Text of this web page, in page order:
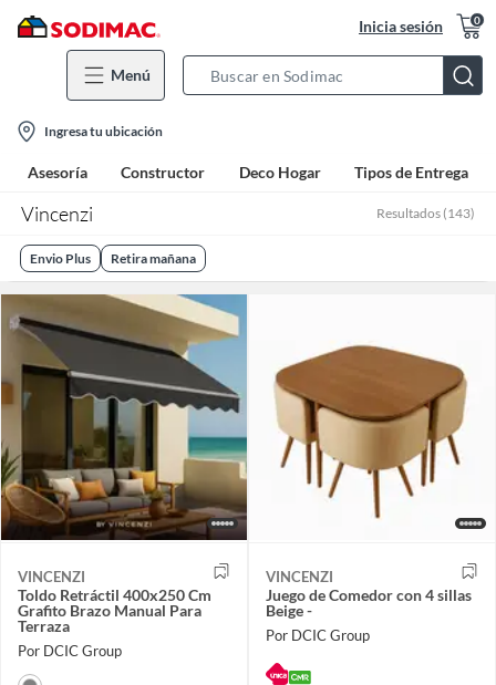
Inicia sesión 0
Menú
Bar
location-
icon
Ingresa tu ubicación
Asesoría Constructor Deco Hogar Tipos de Entrega
Vincenzi Resultados (143)
Envio Plus Retira mañana
VINCENZI
Toldo Retráctil 400x250 Cm
Grafito Brazo Manual Para
Terraza
Por DCIC Group
VINCENZI
Juego de Comedor con 4 sillas
Beige -
Por DCIC Group